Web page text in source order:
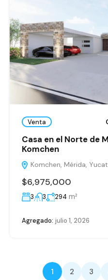
Venta
Casa en el Norte de
Komchen
Komchen, Mérida,
$6,975,000
3 3 294 m²
Agregado: julio 1, 2026
1 2 3